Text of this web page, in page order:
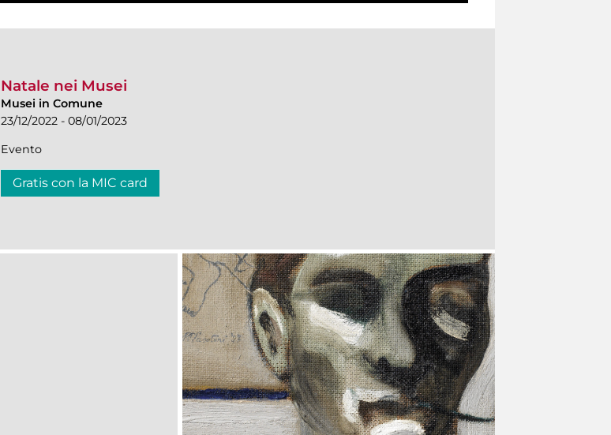
Natale nei Musei
Musei in Comune
23/12/2022 - 08/01/2023
Evento
Gratis con la MIC card